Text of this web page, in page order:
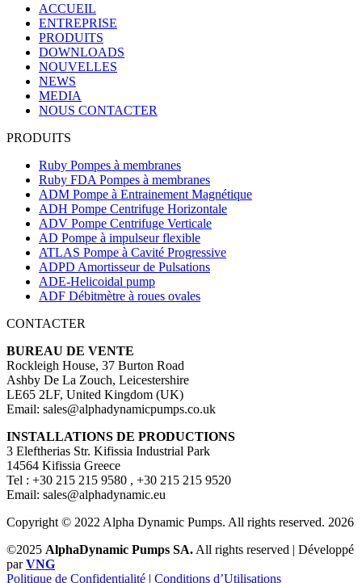
ACCUEIL
ENTREPRISE
PRODUITS
DOWNLOADS
NOUVELLES
NEWS
MEDIA
NOUS CONTACTER
PRODUITS
Ruby Pompes à membranes
Ruby FDA Pompes à membranes
ADM Pompe à Entrainement Magnétique
ADH Pompe Centrifuge Horizontale
ADV Pompe Centrifuge Verticale
AD Pompe à impulseur flexible
ATLAS Pompe à Cavité Progressive
ADPD Amortisseur de Pulsations
ADE-Helicoidal pump
ADF Débitmètre à roues ovales
CONTACTER
BUREAU DE VENTE
Rockleigh House, 37 Burton Road
Ashby De La Zouch, Leicestershire
LE65 2LF, United Kingdom (UK)
Email: sales@alphadynamicpumps.co.uk
INSTALLATIONS DE PRODUCTIONS
3 Eleftherias Str. Kifissia Industrial Park
14564 Kifissia Greece
Tel : +30 215 215 9580 , +30 215 215 9520
Email: sales@alphadynamic.eu
Copyright © 2022 Alpha Dynamic Pumps. All rights reserved. 2026
©2025 AlphaDynamic Pumps SA. All rights reserved | Développé
parVNG
Politique de Confidentialité | Conditions d’Utilisations